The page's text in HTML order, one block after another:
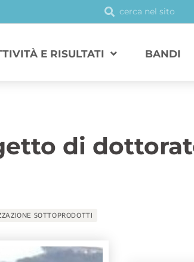
CercaCerca
E RISULTATI BANDI
di
SOTTOPRODOTTI